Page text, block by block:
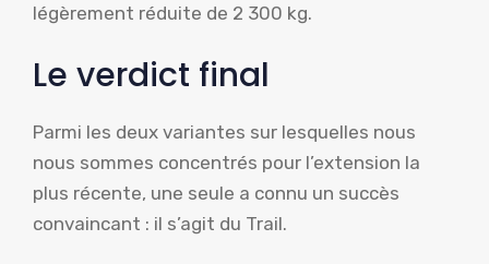
légèrement réduite de 2 300 kg.
Le verdict final
Parmi les deux variantes sur lesquelles nous
nous sommes concentrés pour l’extension la
plus récente, une seule a connu un succès
convaincant : il s’agit du Trail.